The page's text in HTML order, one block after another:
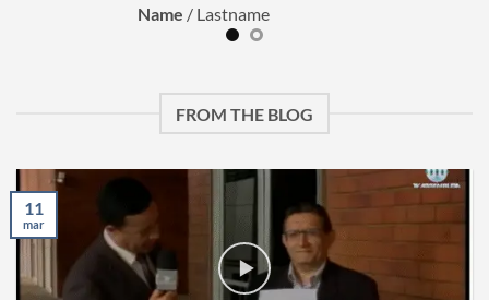
Name / Lastname
FROM THE BLOG
11
mar